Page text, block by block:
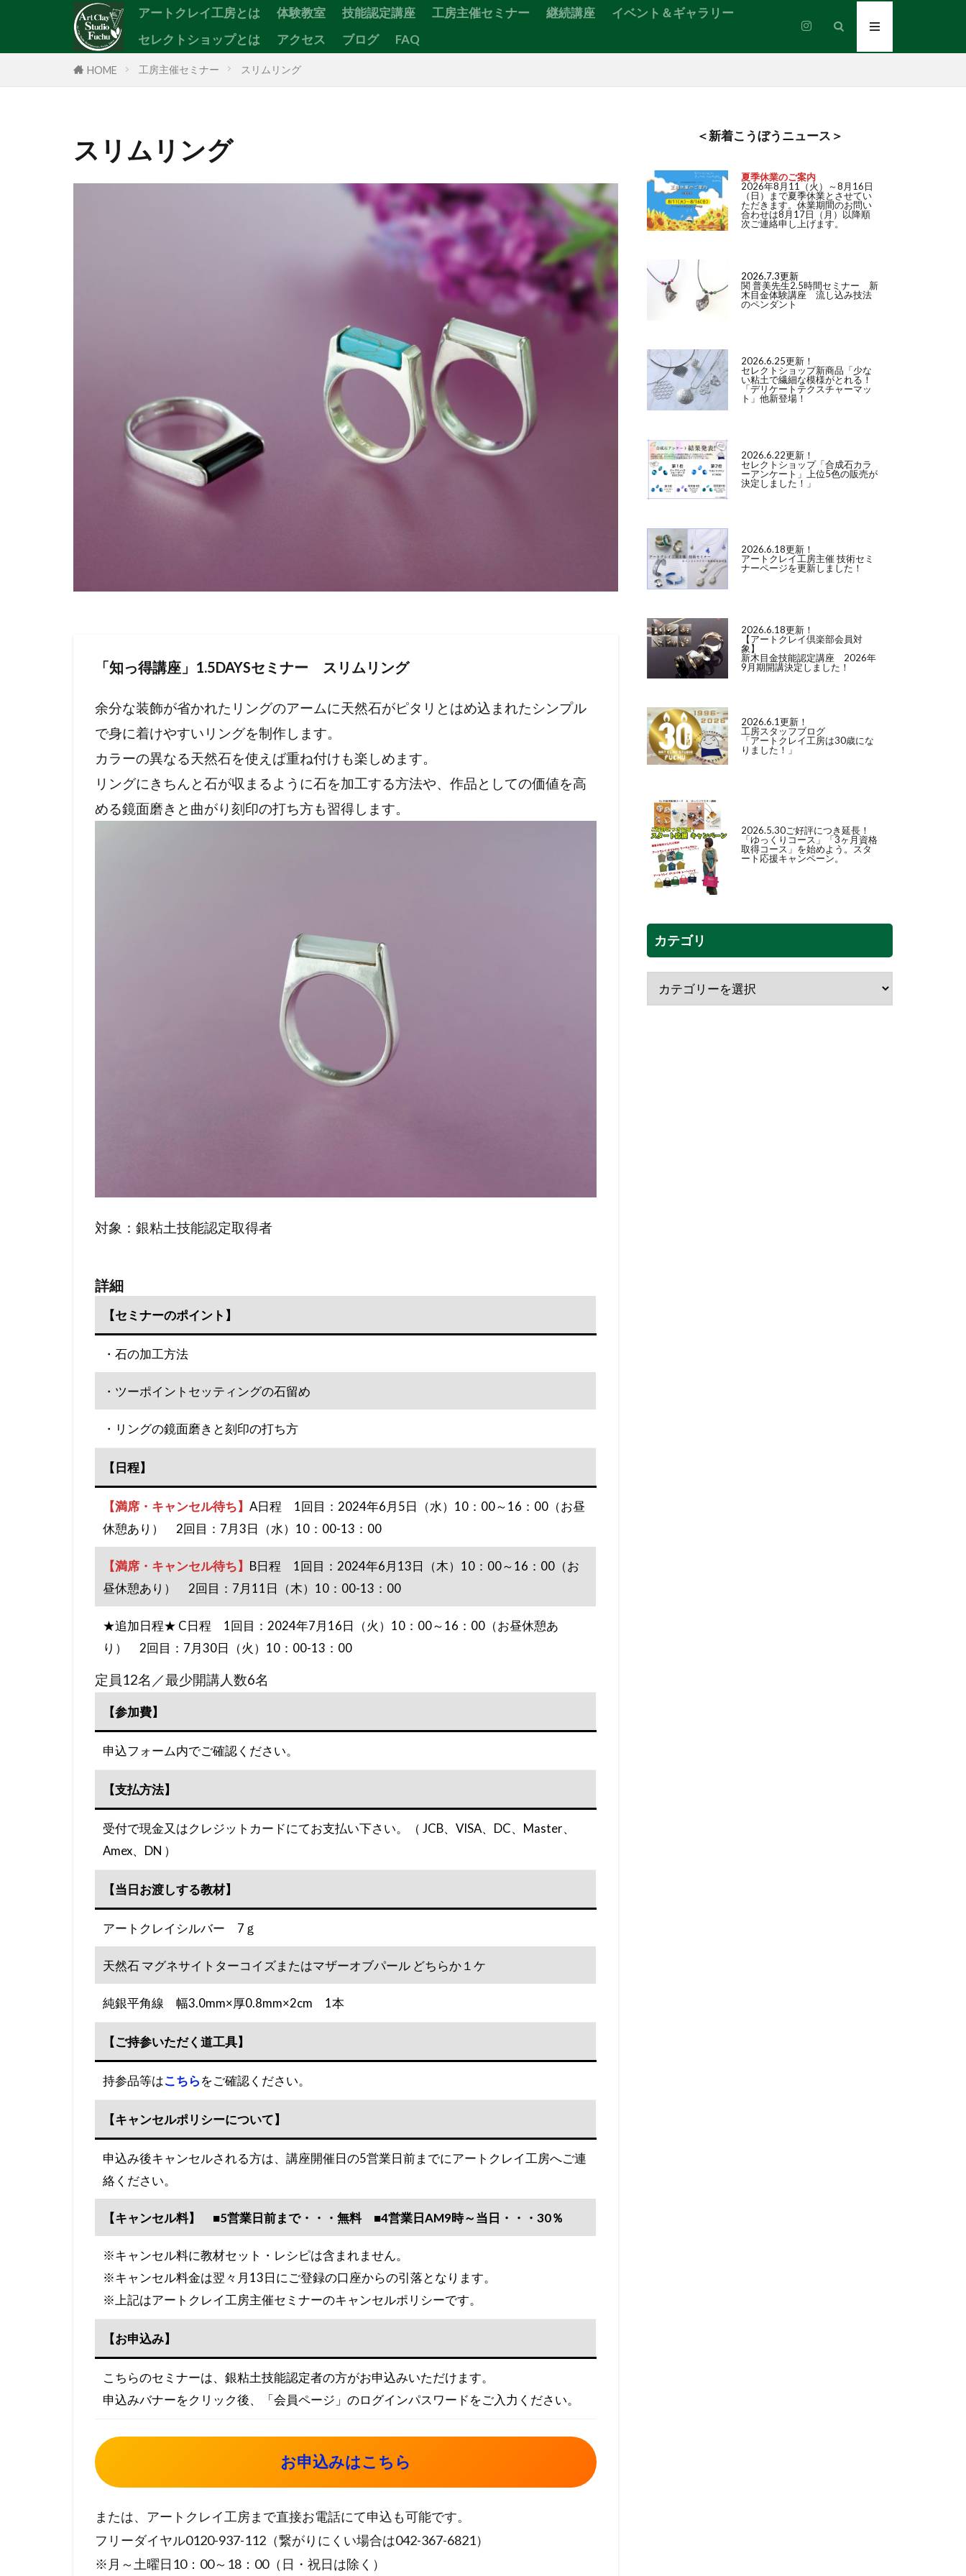
アートクレイ工房とは 体験教室 技能認定講座 工房主催セミナー 継続講座
イベント＆ギャラリー
セレクトショップとは
アクセス ブログ FAQ
HOME 工房主催セミナー スリムリング
スリムリング
「知っ得講座」1.5DAYSセミナー スリムリング
余分な装飾が省かれたリングのアームに天然石がピタリとはめ込まれたシンプル
で身に着けやすいリングを制作します。
カラーの異なる天然石を使えば重ね付けも楽しめます。
リングにきちんと石が収まるように石を加工する方法や、作品としての価値を高
める鏡面磨きと曲がり刻印の打ち方も習得します。
対象：銀粘土技能認定取得者
詳細
【セミナーのポイント】
・石の加工方法
・ツーポイントセッティングの石留め
・リングの鏡面磨きと刻印の打ち方
【日程】
【満席・キャンセル待ち】 A日程 1回目：2024年6月5日（水）10：00～16：00（お昼
休憩あり） 2回目：7月3日（水）10：00-13：00
【満席・キャンセル待ち】 B日程 1回目：2024年6月13日（木）10：00～16：00（お
昼休憩あり） 2回目：7月11日（木）10：00-13：00
★追加日程★ C日程 1回目：2024年7月16日（火）10：00～16：00（お昼休憩あ
り） 2回目：7月30日（火）10：00-13：00
定員12名／最少開講人数6名
【参加費】
申込フォーム内でご確認ください。
【支払方法】
受付で現金又はクレジットカードにてお支払い下さい。（ JCB、VISA、DC、Master、
Amex、DN ）
【当日お渡しする教材】
アートクレイシルバー 7ｇ
天然石 マグネサイトターコイズまたはマザーオブパール どちらか１ケ
純銀平角線 幅3.0mm×厚0.8mm×2cm 1本
【ご持参いただく道工具】
持参品等はこちらをご確認ください。
【キャンセルポリシーについて】
申込み後キャンセルされる方は、講座開催日の5営業日前までにアートクレイ工房へご連
絡ください。
【キャンセル料】 ■5営業日前まで・・・無料 ■4営業日AM9時～当日・・・30％
※キャンセル料に教材セット・レシピは含まれません。
※キャンセル料金は翌々月13日にご登録の口座からの引落となります。
※上記はアートクレイ工房主催セミナーのキャンセルポリシーです。
【お申込み】
こちらのセミナーは、銀粘土技能認定者の方がお申込みいただけます。
申込みバナーをクリック後、「会員ページ」のログインパスワードをご入力ください。
お申込みはこちら
または、アートクレイ工房まで直接お電話にて申込も可能です。
フリーダイヤル0120-937-112（繋がりにくい場合は042-367-6821）
※月～土曜日10：00～18：00（日・祝日は除く）
＜新着こうぼうニュース＞
夏季休業のご案内
2026年8月11（火）～8月16日
（日）まで夏季休業とさせてい
ただきます。休業期間のお問い
合わせは8月17日（月）以降順
次ご連絡申し上げます。
2026.7.3更新
関 普美先生2.5時間セミナー 新
木目金体験講座 流し込み技法
のペンダント
2026.6.25更新！
セレクトショップ新商品「少な
い粘土で繊細な模様がとれる！
「デリケートテクスチャーマッ
ト」他新登場！
2026.6.22更新！
セレクトショップ「合成石カラ
ーアンケート」上位5色の販売が
決定しました！」
2026.6.18更新！
アートクレイ工房主催 技術セミ
ナーページを更新しました！
2026.6.18更新！
【アートクレイ倶楽部会員対
象】
新木目金技能認定講座 2026年
9月期開講決定しました！
2026.6.1更新！
工房スタッフブログ
「アートクレイ工房は30歳にな
りました！」
2026.5.30ご好評につき延長！
「ゆっくりコース 」「3ヶ月資格
取得コース 」を始めよう。スタ
ート応援キャンペーン。
カテゴリ
カテゴリー